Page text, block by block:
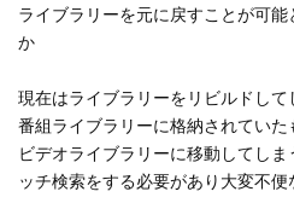
ライブラリーを元に戻すことが可
か
現在はライブラリーをリビルドし
番組ライブラリーに格納されていた
ビデオライブラリーに移動してし
ッチ検索をする必要があり大変不便